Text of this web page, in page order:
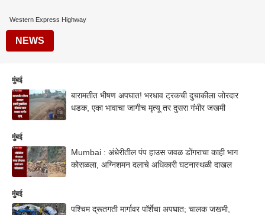
Western Express Highway
NEWS
मुंबई
बारामतीत भीषण अपघात! भरधाव ट्रकची दुचाकीला जोरदार
धडक, एका भावाचा जागीच मृत्यू तर दुसरा गंभीर जखमी
मुंबई
Mumbai : अंधेरीतील पंप हाउस जवळ डोंगराचा काही भाग
कोसळला, अग्निशमन दलाचे अधिकारी घटनास्थळी दाखल
मुंबई
पश्चिम द्रूतगती मार्गावर पाॅर्शेचा अपघात; चालक जखमी,